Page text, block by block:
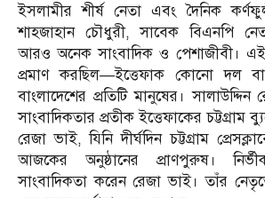
ইসলামীর শীর্ষ নেতা এবং দৈনিক
শাহজাহান চৌধুরী, সাবেক বিএনপি
আরও অনেক সাংবাদিক ও পেশাজীবী। এই
প্রমাণ করছিল—ইত্তেফাক কোনো দল
বাংলাদেশের প্রতিটি মানুষের। সালাউদ্দিন
সাংবাদিকতার প্রতীক ইত্তেফাকের চট্টগ্রাম
রেজা ভাই, যিনি দীর্ঘদিন চট্টগ্রাম
আজকের অনুষ্ঠানের প্রাণপুরুষ।
সাংবাদিকতা করেন রেজা ভাই। তাঁর